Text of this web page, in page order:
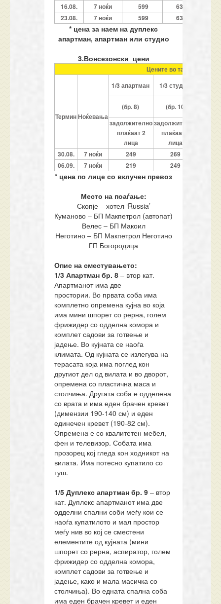
16.08.
7 ноќи 599 639
23.08.
7 ноќи 599 639
* цена за наем на дуплекс
апартман, апартман или студио
3.Вонсезонски цени
Цените во табелата се
ТерминНоќевања
1/3 апартман 1/3 студио
(бр. 8)
(бр. 10)
задолжително
плаќаат 2
лица
задолжително
плаќаат 2
лица
30.08.
7 ноќи 249 269
06.09.
7 ноќи 219 249
* цена по лице со вклучен превоз
Место на поаѓање:
Скопје – хотел ‘Russia’
Куманово – БП Макпетрол (автопат)
Велес – БП Макоил
Неготино – БП Макпетрол Неготино
ГП Богородица
Опис на сместувањето:
1/3 Апартман бр.8 – втор кат.
Апартманот има две
простории. Во првата соба има
комплетно опремена кујна во која
има мини шпорет со рерна, голем
фрижидер со одделна комора и
комплет садови за готвење и
јадење. Во кујната се наоѓа
климата. Од кујната се излегува на
терасата која има поглед кон
другиот дел од вилата и во дворот,
опремена со пластична маса и
столчиња. Другата соба е одделена
со врата и има еден брачен кревет
(димензии 190-140 см) и еден
единечен кревет (190-82 см).
Опременa е со квалитетен мебел,
фен и телевизор. Собата има
прозорец кој гледа кон ходникот на
вилата. Има потесно купатило со
туш.
1/5 Дуплекс апартманбр.9 – втор
кат. Дуплекс апартманот има две
одделни спални соби меѓу кои се
наоѓа купатилото и мал простор
меѓу нив во кој се сместени
елементите од кујната (мини
шпорет со рерна, аспиратор, голем
фрижидер со одделна комора,
комплет садови за готвење и
јадење, како и мала масичка со
столчиња). Во едната спална соба
има еден брачен кревет и еден